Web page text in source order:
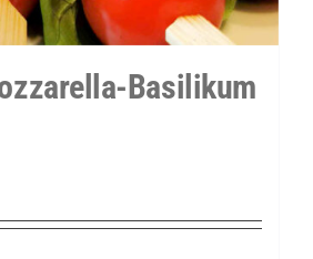
Basilikum